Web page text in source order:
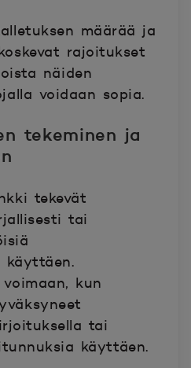
määrää ja
rajoitukset
näiden
voidaan sopia.
tekeminen ja
tekevät
tai
käyttäen.
kun
tai
käyttäen.